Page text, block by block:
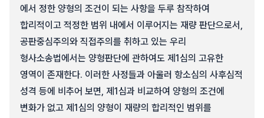
에서 정한 양형의 조건이 되는 사항을 두루 참작하여
합리적이고 적정한 범위 내에서 이루어지는 재량 판단으로서,
공판중심주의와 직접주의를 취하고 있는 우리
형사소송법에서는 양형판단에 관하여도 제1심의 고유한
영역이 존재한다. 이러한 사정들과 아울러 항소심의 사후심적
성격 등에 비추어 보면, 제1심과 비교하여 양형의 조건에
변화가 없고 제1심의 양형이 재량의 합리적인 범위를